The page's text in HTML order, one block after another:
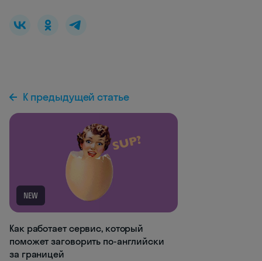
К предыдущей статье
NEW
Как работает сервис, который
поможет заговорить по-английски
за границей